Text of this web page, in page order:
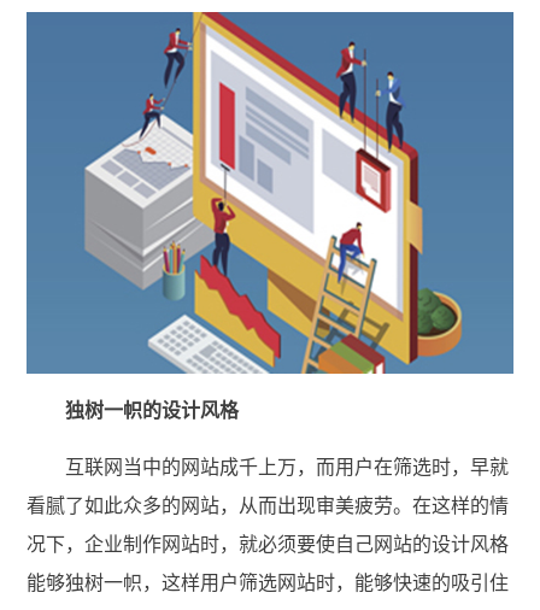
独树一帜的设计风格
互联网当中的网站成千上万，而用户在筛选时，早就
看腻了如此众多的网站，从而出现审美疲劳。在这样的情
况下，企业制作网站时，就必须要使自己网站的设计风格
能够独树一帜，这样用户筛选网站时，能够快速的吸引住